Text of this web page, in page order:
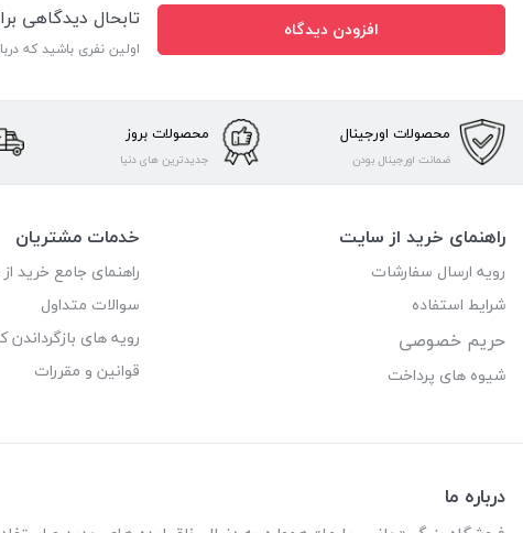
افزودن دیدگاه تابحال دیدگاهی
اولین نفری باشید که
محصولات اورجینال
ضمانت اورجینال بودن
محصولات بروز
جدیدترین های دنیا
راهنمای خرید از سایت
رویه ارسال سفارشات
شرایط استفاده
حریم خصوصی
شیوه های پرداخت
خدمات مشتریان
راهنمای جامع خرید
سوالات متداول
رویه های بازگرداندن
قوانین و مقررات
درباره ما